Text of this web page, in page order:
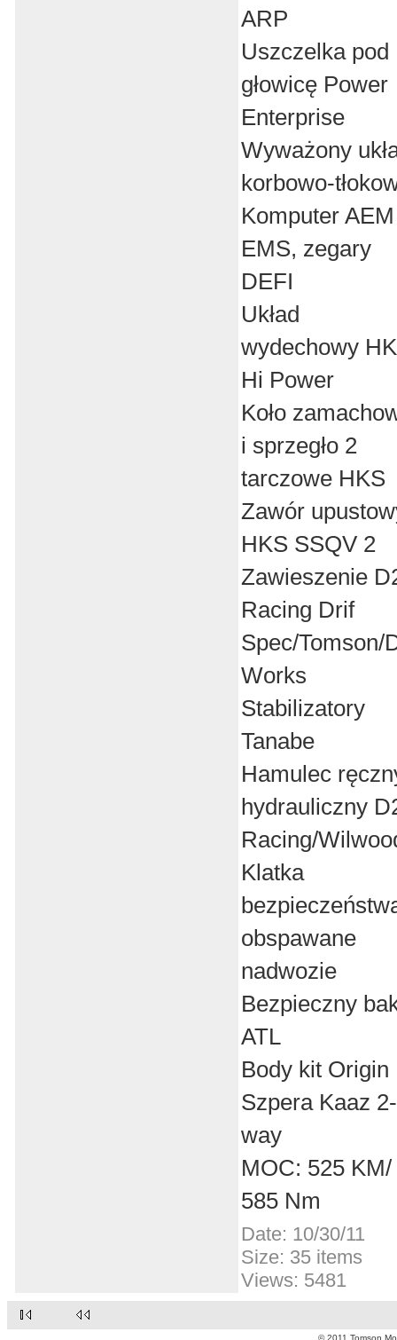
ARP
Uszczelka pod
głowicę Power
Enterprise
Wyważony
korbowo-
Komputer AEM
EMS, zegary
DEFI
Układ
wydechowy
Hi Power
Koło
i sprzegło 2
tarczowe HKS
Zawór
HKS SSQV 2
Zawieszenie
Racing Drif
Spec/Tomson/
Works
Stabilizatory
Tanabe
Hamulec
hydrauliczny
Racing/
Klatka
obspawane
nadwozie
Bezpieczny
ATL
Body kit Origin
Szpera Kaaz 2-
way
MOC: 525 KM/
585 Nm
Date: 10/30/11
Size: 35 items
Views: 5481
© 2011 Tomson